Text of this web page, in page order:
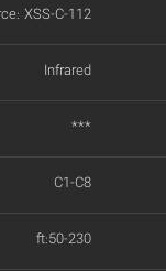
XSS-C-112
Infrared
***
C1-C8
ft:50-230